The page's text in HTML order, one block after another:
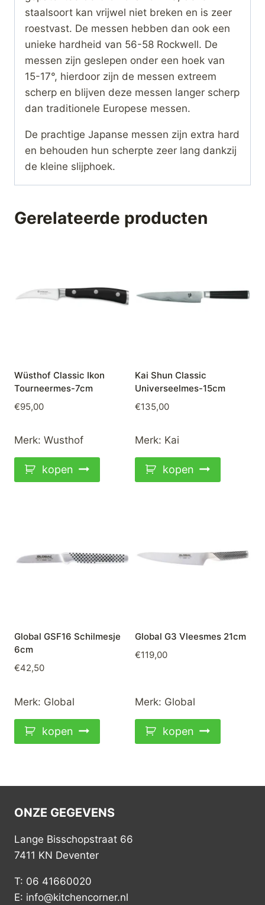
staalsoort kan vrijwel niet breken en is zeer
roestvast. De messen hebben dan ook een
unieke hardheid van 56-58 Rockwell. De
messen zijn geslepen onder een hoek van
15-17°, hierdoor zijn de messen extreem
scherp en blijven deze messen langer scherp
dan traditionele Europese messen.
De prachtige Japanse messen zijn extra hard
en behouden hun scherpte zeer lang dankzij
de kleine slijphoek.
Gerelateerde producten
Wüsthof Classic Ikon
Tourneermes-7cm
€95,00
Merk: Wusthof
kopen
Kai Shun Classic
Universeelmes-15cm
€135,00
Merk: Kai
kopen
Global GSF16 Schilmesje
6cm
€42,50
Merk: Global
kopen
Global G3 Vleesmes 21cm
€119,00
Merk: Global
kopen
ONZE GEGEVENS
Lange Bisschopstraat 66
7411 KN Deventer
T: 06 41660020
E: info@kitchencorner.nl